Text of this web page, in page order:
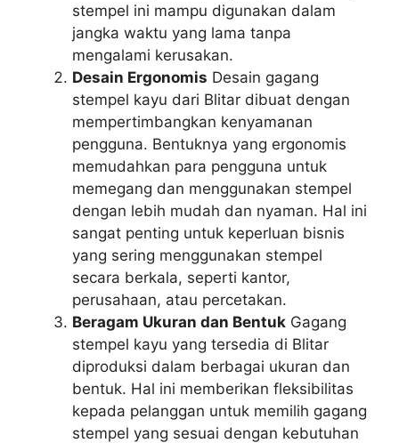
stempel ini mampu digunakan dalam
jangka waktu yang lama tanpa
mengalami kerusakan.
Desain Ergonomis Desain gagang
stempel kayu dari Blitar dibuat dengan
mempertimbangkan kenyamanan
pengguna. Bentuknya yang ergonomis
memudahkan para pengguna untuk
memegang dan menggunakan stempel
dengan lebih mudah dan nyaman. Hal ini
sangat penting untuk keperluan bisnis
yang sering menggunakan stempel
secara berkala, seperti kantor,
perusahaan, atau percetakan.
Beragam Ukuran dan Bentuk Gagang
stempel kayu yang tersedia di Blitar
diproduksi dalam berbagai ukuran dan
bentuk. Hal ini memberikan fleksibilitas
kepada pelanggan untuk memilih gagang
stempel yang sesuai dengan kebutuhan